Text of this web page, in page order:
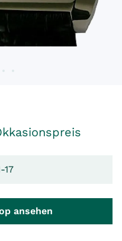
17
ansehen